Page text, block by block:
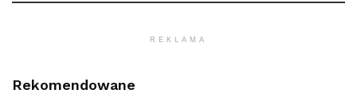
REKLAMA
Rekomendowane